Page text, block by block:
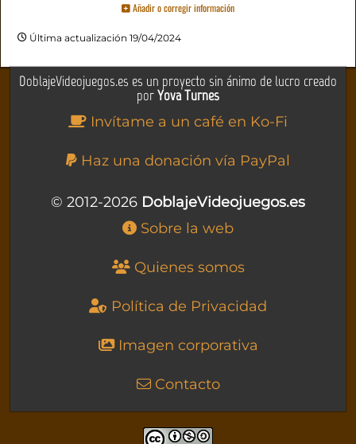
Añadir o corregir información
Última actualización 19/04/2024
DoblajeVideojuegos.es es un proyecto sin ánimo de lucro creado
porYova Turnes
Invítame a un café en Ko-Fi
Haz una donación vía PayPal
© 2012-2026 DoblajeVideojuegos.es
Sobre la web
Quienes somos
Política de Privacidad
Imagen corporativa
Contacto